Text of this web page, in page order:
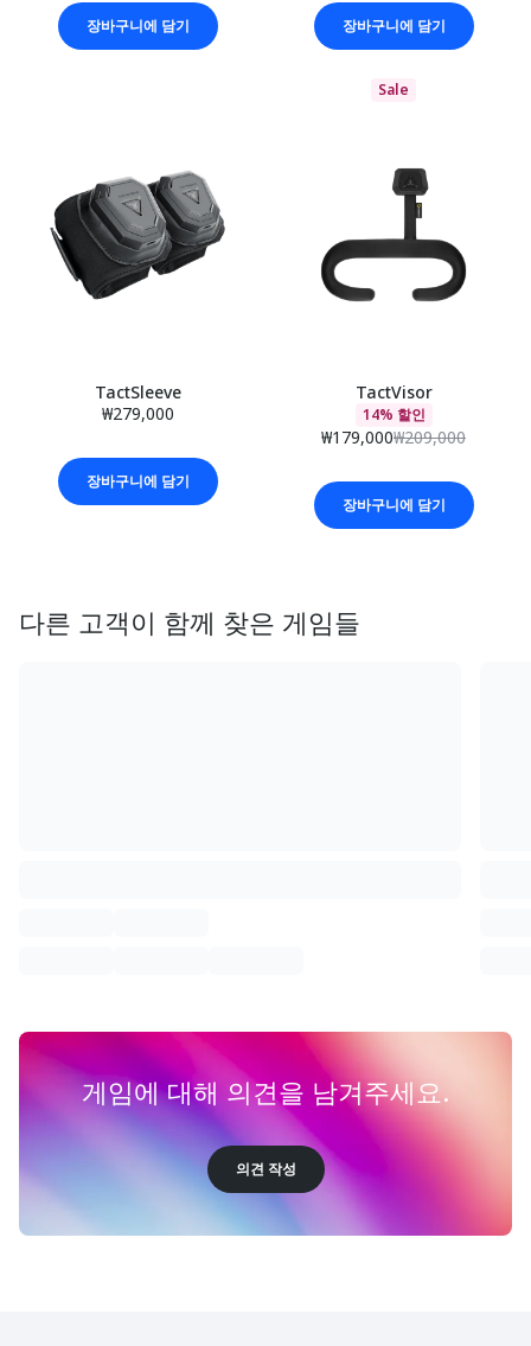
장바구니에 담기 장바구니에 담기
TactSleeve
₩279,000
장바구니에 담기
Sale
TactVisor
14% 할인
₩179,000₩209,000
장바구니에 담기
다른 고객이 함께 찾은 게임들
게임에 대해 의견을 남겨주세요.
의견 작성